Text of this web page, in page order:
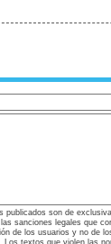
publicados son de
sanciones legales que
de los usuarios y no de